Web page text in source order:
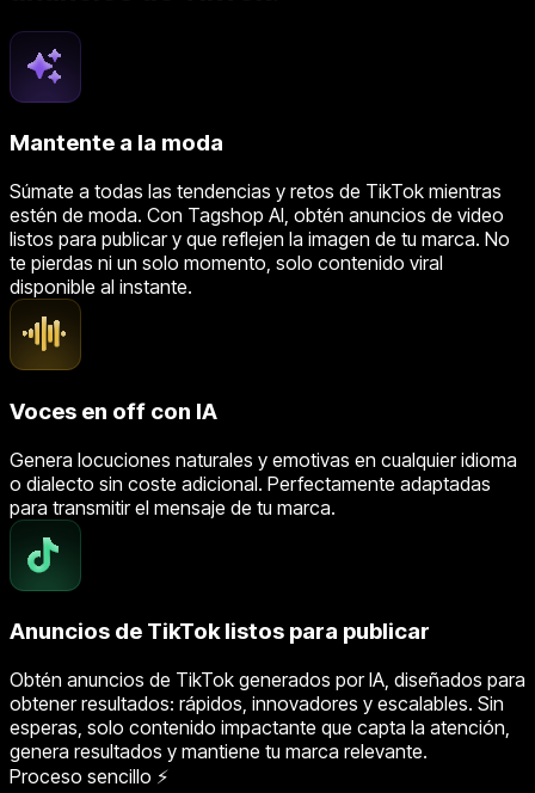
Mantente a la moda
Súmate a todas las tendencias y retos de TikTok mientras
estén de moda. Con Tagshop AI, obtén anuncios de video
listos para publicar y que reflejen la imagen de tu marca. No
te pierdas ni un solo momento, solo contenido viral
disponible al instante.
Voces en off con IA
Genera locuciones naturales y emotivas en cualquier idioma
o dialecto sin coste adicional. Perfectamente adaptadas
para transmitir el mensaje de tu marca.
Anuncios de TikTok listos para publicar
Obtén anuncios de TikTok generados por IA, diseñados para
obtener resultados: rápidos, innovadores y escalables. Sin
esperas, solo contenido impactante que capta la atención,
genera resultados y mantiene tu marca relevante.
Proceso sencillo ⚡